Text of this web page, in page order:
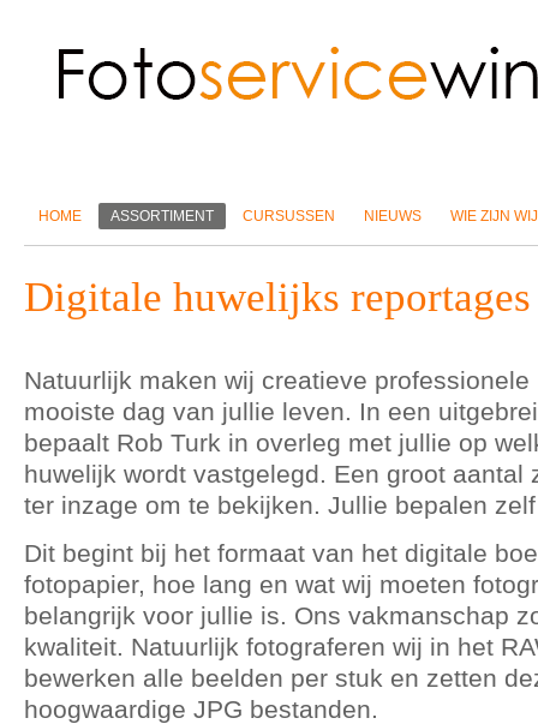
HOME ASSORTIMENT CURSUSSEN NIEUWS WIE ZIJN WIJ
Digitale huwelijks reportages
Natuurlijk maken wij creatieve
mooiste dag van jullie leven. In een
bepaalt Rob Turk in overleg met jullie op
huwelijk wordt vastgelegd. Een groot aantal
ter inzage om te bekijken. Jullie bepalen
Dit begint bij het formaat van het digitale
fotopapier, hoe lang en wat wij moeten
belangrijk voor jullie is. Ons vakmanschap
kwaliteit. Natuurlijk fotograferen wij in het
bewerken alle beelden per stuk en zetten
hoogwaardige JPG bestanden.